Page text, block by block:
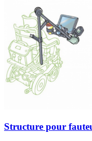
Structure pour